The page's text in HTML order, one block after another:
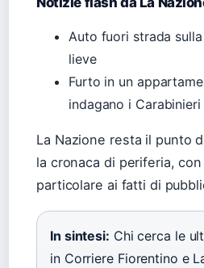
Auto fuori strada
lieve
Furto in un
indagano i Carabinieri
La Nazione resta il punto
la cronaca di periferia, con
particolare ai fatti di
In sintesi: Chi cerca le
in Corriere Fiorentino e